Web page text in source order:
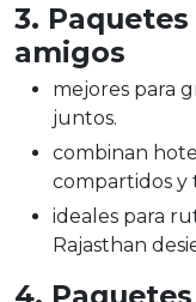
3.
amigos
mejores para
juntos.
combinan
compartidos y
ideales para
Rajasthan